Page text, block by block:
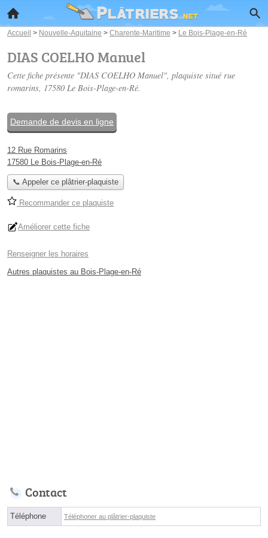
Accueil > Nouvelle-Aquitaine > Charente-Maritime > Le Bois-Plage-en-Ré
DIAS COELHO Manuel
Cette fiche présente "DIAS COELHO Manuel", plaquiste situé rue
romarins, 17580 Le Bois-Plage-en-Ré.
Demande de devis en ligne
12 Rue Romarins
17580 Le Bois-Plage-en-Ré
📞 Appeler ce plâtrier-plaquiste
Recommander ce plaquiste
Améliorer cette fiche
Renseigner les horaires
Autres plaquistes au Bois-Plage-en-Ré
Contact
Téléphone Téléphoner au plâtrier-plaquiste